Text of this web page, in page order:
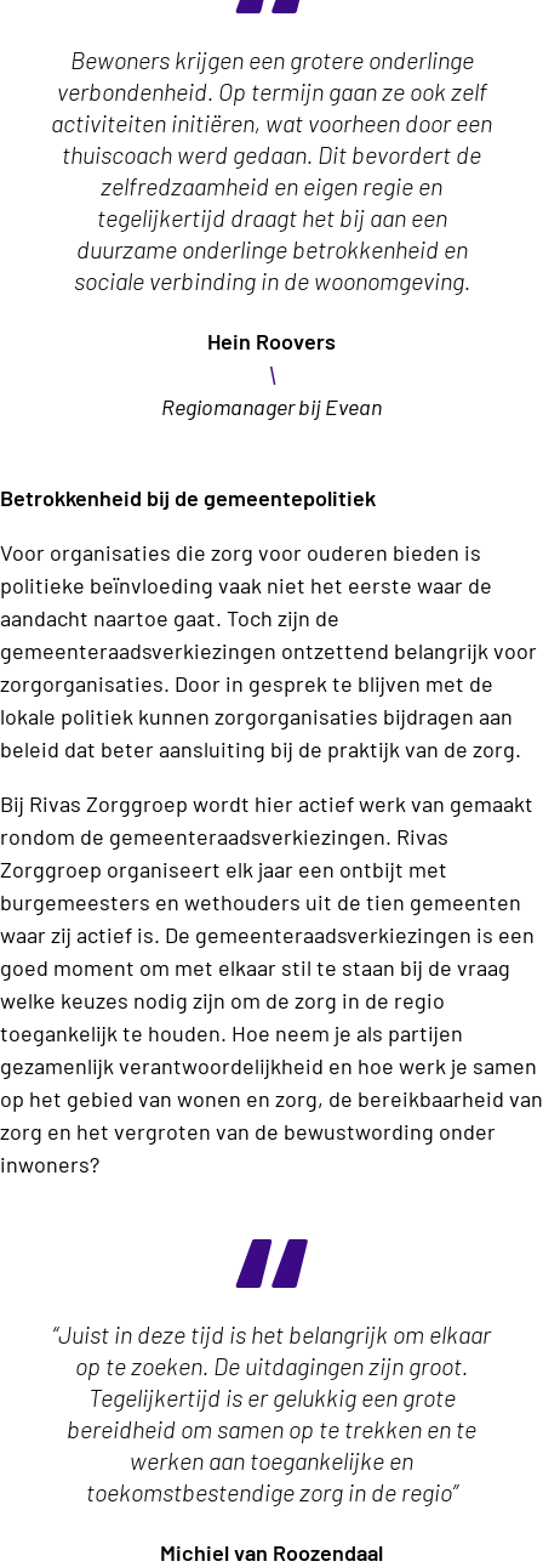
Bewoners krijgen een grotere onderlinge
verbondenheid. Op termijn gaan ze ook zelf
activiteiten initiëren, wat voorheen door een
thuiscoach werd gedaan. Dit bevordert de
zelfredzaamheid en eigen regie en
tegelijkertijd draagt het bij aan een
duurzame onderlinge betrokkenheid en
sociale verbinding in de woonomgeving.
Hein Roovers
\
Regiomanager bij Evean
Betrokkenheid bij de gemeentepolitiek
Voor organisaties die zorg voor ouderen bieden is
politieke beïnvloeding vaak niet het eerste waar de
aandacht naartoe gaat. Toch zijn de
gemeenteraadsverkiezingen ontzettend belangrijk voor
zorgorganisaties. Door in gesprek te blijven met de
lokale politiek kunnen zorgorganisaties bijdragen aan
beleid dat beter aansluiting bij de praktijk van de zorg.
Bij Rivas Zorggroep wordt hier actief werk van gemaakt
rondom de gemeenteraadsverkiezingen. Rivas
Zorggroep organiseert elk jaar een ontbijt met
burgemeesters en wethouders uit de tien gemeenten
waar zij actief is. De gemeenteraadsverkiezingen is een
goed moment om met elkaar stil te staan bij de vraag
welke keuzes nodig zijn om de zorg in de regio
toegankelijk te houden. Hoe neem je als partijen
gezamenlijk verantwoordelijkheid en hoe werk je samen
op het gebied van wonen en zorg, de bereikbaarheid van
zorg en het vergroten van de bewustwording onder
inwoners?
“Juist in deze tijd is het belangrijk om elkaar
op te zoeken. De uitdagingen zijn groot.
Tegelijkertijd is er gelukkig een grote
bereidheid om samen op te trekken en te
werken aan toegankelijke en
toekomstbestendige zorg in de regio”
Michiel van Roozendaal